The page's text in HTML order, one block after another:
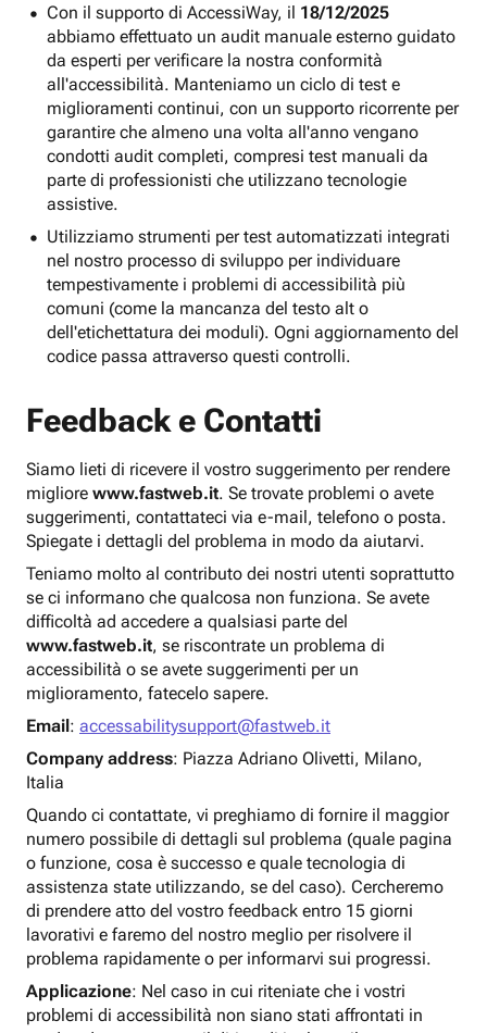
Con il supporto di AccessiWay, il 18/12/2025
abbiamo effettuato un audit manuale esterno guidato
da esperti per verificare la nostra conformità
all'accessibilità. Manteniamo un ciclo di test e
miglioramenti continui, con un supporto ricorrente per
garantire che almeno una volta all'anno vengano
condotti audit completi, compresi test manuali da
parte di professionisti che utilizzano tecnologie
assistive.
Utilizziamo strumenti per test automatizzati integrati
nel nostro processo di sviluppo per individuare
tempestivamente i problemi di accessibilità più
comuni (come la mancanza del testo alt o
dell'etichettatura dei moduli). Ogni aggiornamento del
codice passa attraverso questi controlli.
Feedback e Contatti
Siamo lieti di ricevere il vostro suggerimento per rendere
migliore www.fastweb.it. Se trovate problemi o avete
suggerimenti, contattateci via e-mail, telefono o posta.
Spiegate i dettagli del problema in modo da aiutarvi.
Teniamo molto al contributo dei nostri utenti soprattutto
se ci informano che qualcosa non funziona. Se avete
difficoltà ad accedere a qualsiasi parte del
www.fastweb.it, se riscontrate un problema di
accessibilità o se avete suggerimenti per un
miglioramento, fatecelo sapere.
Email: accessabilitysupport@fastweb.it
Company address: Piazza Adriano Olivetti, Milano,
Italia
Quando ci contattate, vi preghiamo di fornire il maggior
numero possibile di dettagli sul problema (quale pagina
o funzione, cosa è successo e quale tecnologia di
assistenza state utilizzando, se del caso). Cercheremo
di prendere atto del vostro feedback entro 15 giorni
lavorativi e faremo del nostro meglio per risolvere il
problema rapidamente o per informarvi sui progressi.
Applicazione: Nel caso in cui riteniate che i vostri
problemi di accessibilità non siano stati affrontati in